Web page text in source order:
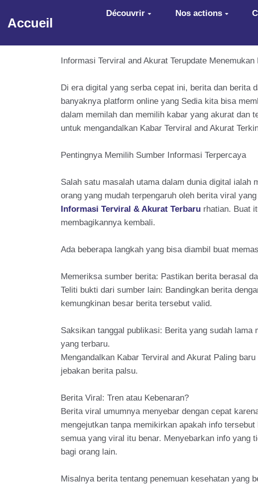
Aller au contenu principal
Accueil
Découvrir Nos actions
Informasi Terviral and Akurat Terupdate
Di era digital yang serba cepat ini, berita dan berita
banyaknya platform online yang Sedia kita bisa
dalam memilah dan memilih kabar yang akurat dan
untuk mengandalkan Kabar Terviral and Akurat
Pentingnya Memilih Sumber Informasi Terpercaya
Salah satu masalah utama dalam dunia digital
orang yang mudah terpengaruh oleh berita viral
Informasi Terviral & Akurat Terbaru rhatian. Buat
membagikannya kembali.
Ada beberapa langkah yang bisa diambil buat
Memeriksa sumber berita: Pastikan berita berasal
Teliti bukti dari sumber lain: Bandingkan berita
kemungkinan besar berita tersebut valid.
Saksikan tanggal publikasi: Berita yang sudah
yang terbaru.
Mengandalkan Kabar Terviral and Akurat Paling
jebakan berita palsu.
Berita Viral: Tren atau Kebenaran?
Berita viral umumnya menyebar dengan cepat
mengejutkan tanpa memikirkan apakah info
semua yang viral itu benar. Menyebarkan info yang
bagi orang lain.
Misalnya berita tentang penemuan kesehatan yang